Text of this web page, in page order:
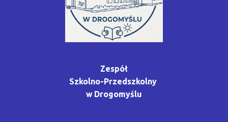
Zespół
Szkolno-Przedszkolny
w Drogomyślu